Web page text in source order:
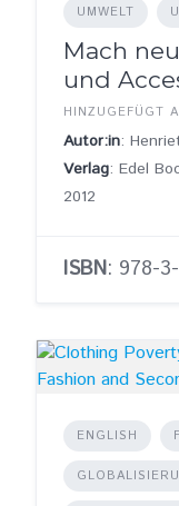
UMWELT
Mach
und
HINZUGEFÜGT
Autor:in:
Verlag: Edel
2012
ISBN: 978-
ENGLISH